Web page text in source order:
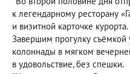
к легендарному ресторану
и визитной карточке курорта.
Завершим прогулку съёмкой
колоннады в мягком
в удовольствие, без спешки.